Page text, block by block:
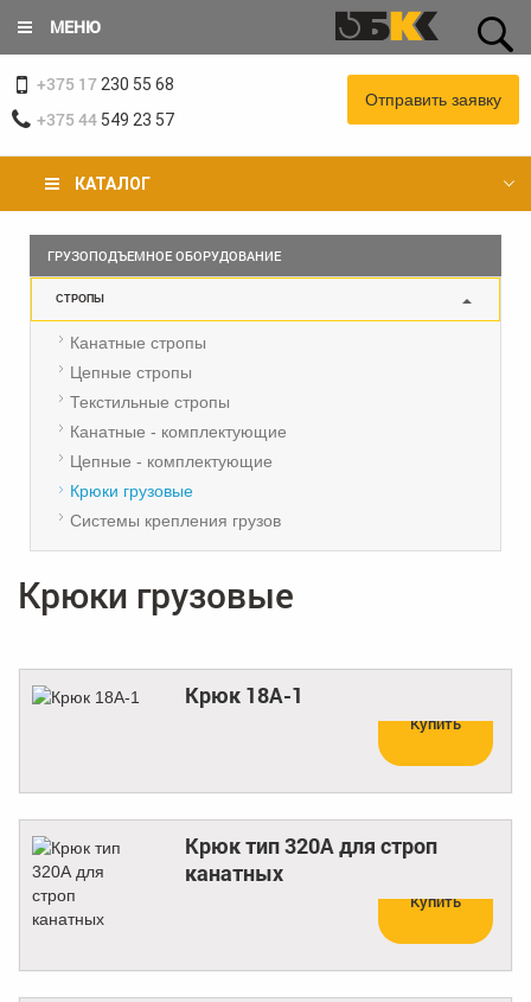
основному
содержанию
МЕНЮ
+375 17 230 55 68
+375 44 549 23 57
Отправить заявку
КАТАЛОГ
Вы
здесь
ГРУЗОПОДЪЕМНОЕ ОБОРУДОВАНИЕ
СТРОПЫ
Канатные стропы
Цепные стропы
Текстильные стропы
Канатные - комплектующие
Цепные - комплектующие
Крюки грузовые
Системы крепления грузов
Крюки грузовые
Крюк 18А-1
Купить
Крюк тип 320А для строп
канатных
Купить